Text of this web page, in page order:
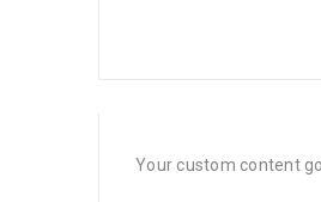
Your custom content